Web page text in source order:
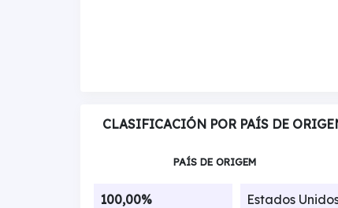
CLASIFICACIÓN POR PAÍS DE
PAÍS DE ORIGEM
100,00% Estados